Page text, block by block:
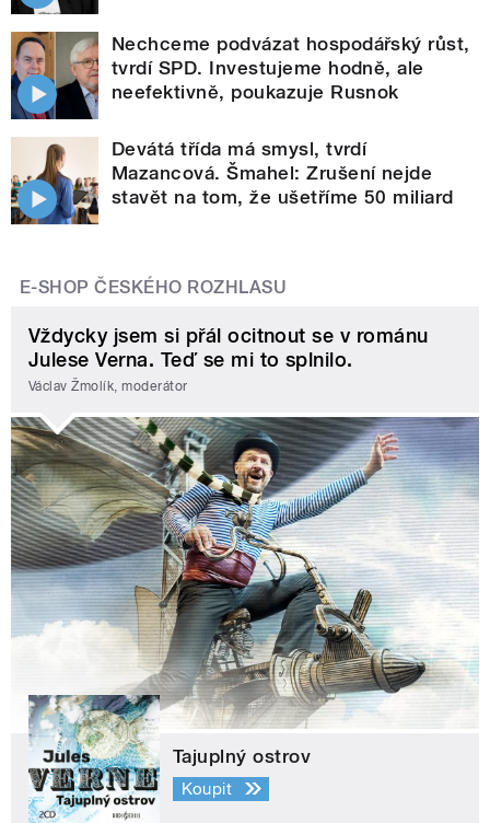
Nechceme podvázat hospodářský růst,
tvrdí SPD. Investujeme hodně, ale
neefektivně, poukazuje Rusnok
Devátá třída má smysl, tvrdí
Mazancová. Šmahel: Zrušení nejde
stavět na tom, že ušetříme 50 miliard
E-SHOP ČESKÉHO ROZHLASU
Vždycky jsem si přál ocitnout se v románu
Julese Verna. Teď se mi to splnilo.
Václav Žmolík, moderátor
Tajuplný ostrov
Koupit